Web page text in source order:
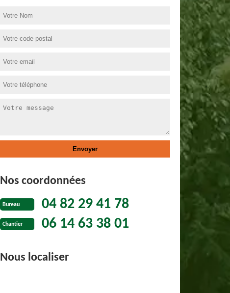
Nos coordonnées
Bureau 04 82 29 41 78
Chantier 06 14 63 38 01
Nous localiser